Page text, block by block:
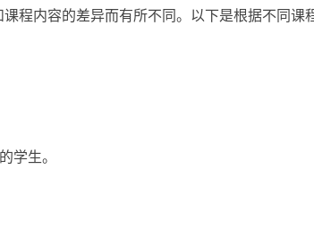
程内容的差异而有所不同。以下是根据不同课
学生。